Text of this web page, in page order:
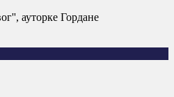
ауторке Гордане